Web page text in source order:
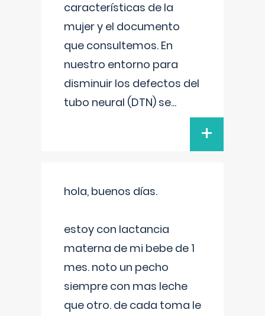
características de la
mujer y el documento
que consultemos. En
nuestro entorno para
disminuir los defectos del
tubo neural (DTN) se...
+
hola, buenos días.
estoy con lactancia
materna de mi bebe de 1
mes. noto un pecho
siempre con mas leche
que otro. de cada toma le